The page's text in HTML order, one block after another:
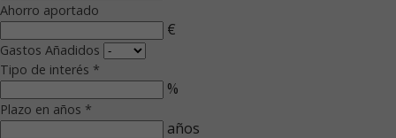
Ahorro aportado
€
Gastos Añadidos
Tipo de interés *
%
Plazo en años *
años